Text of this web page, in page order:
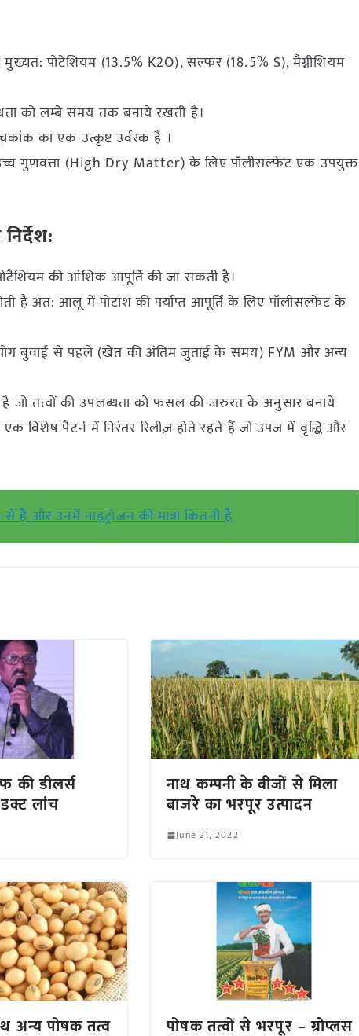
पोटेशियम (13.5% K2O), सल्फर (18.5% S), मैग्नीशियम
को लम्बे समय तक बनाये रखती है।
का एक उत्कृष्ट उर्वरक है ।
गुणवत्ता (High Dry Matter) के लिए पॉलीसल्फेट एक उपयुक्त
की आंशिक आपूर्ति की जा सकती है।
अत: आलू में पोटाश की पर्याप्त आपूर्ति के लिए पॉलीसल्फेट के
बुवाई से पहले (खेत की अंतिम जुताई के समय) FYM और अन्य
है जो तत्वों की उपलब्धता को फसल की जरुरत के अनुसार बनाये
विशेष पैटर्न में निरंतर रिलीज़ होते रहते हैं जो उपज में वृद्धि और
हैं और उनमें नाइट्रोजन की मात्रा कितनी है
की डीलर्स
लांच
नाथ कम्पनी के बीजों से मिला
बाजरे का भरपूर उत्पादन
June 21, 2022
अन्य पोषक तत्व पोषक तत्वों से भरपूर – ग्रोप्लस